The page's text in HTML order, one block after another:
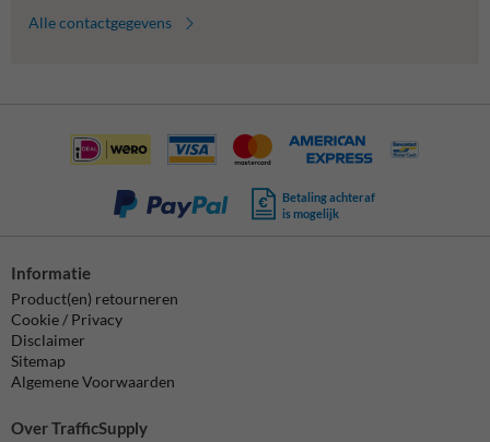
Alle contactgegevens
Betaling achteraf
is mogelijk
Informatie
Product(en) retourneren
Cookie / Privacy
Disclaimer
Sitemap
Algemene Voorwaarden
Over TrafficSupply